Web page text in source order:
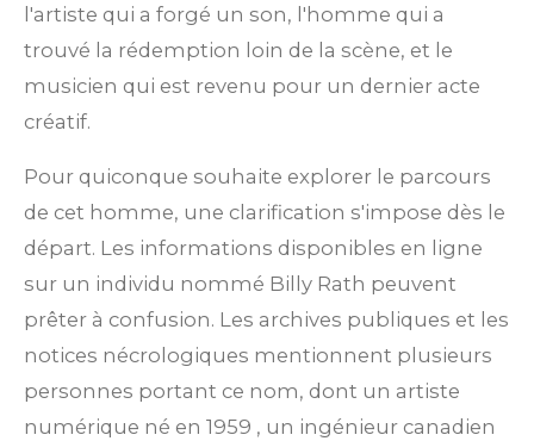
l'artiste qui a forgé un son, l'homme qui a
trouvé la rédemption loin de la scène, et le
musicien qui est revenu pour un dernier acte
créatif.
Pour quiconque souhaite explorer le parcours
de cet homme, une clarification s'impose dès le
départ. Les informations disponibles en ligne
sur un individu nommé Billy Rath peuvent
prêter à confusion. Les archives publiques et les
notices nécrologiques mentionnent plusieurs
personnes portant ce nom, dont un artiste
numérique né en 1959 , un ingénieur canadien